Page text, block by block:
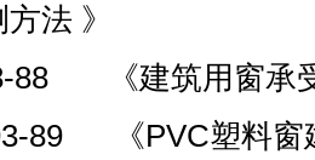
法 》
88 《建筑用窗承
89 《PVC塑料窗